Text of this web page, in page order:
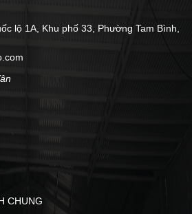
lộ 1A, Khu phố 33, Phường Tam Bình,
CHUNG